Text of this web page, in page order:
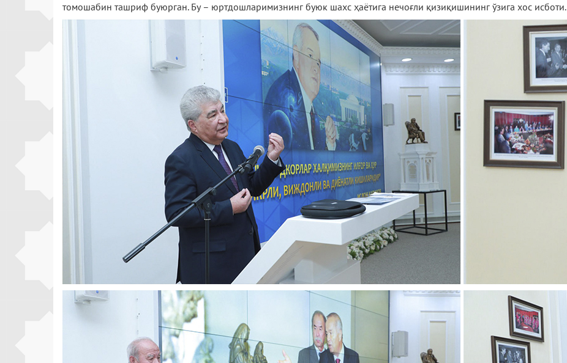
томошабин ташриф буюрган. Бу – юртдошларимизнинг буюк шахс ҳаётига нечоғли қизиқишининг ўзига хос исботи.